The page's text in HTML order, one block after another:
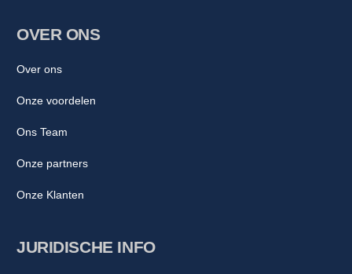
OVER ONS
Over ons
Onze voordelen
Ons Team
Onze partners
Onze Klanten
JURIDISCHE INFO